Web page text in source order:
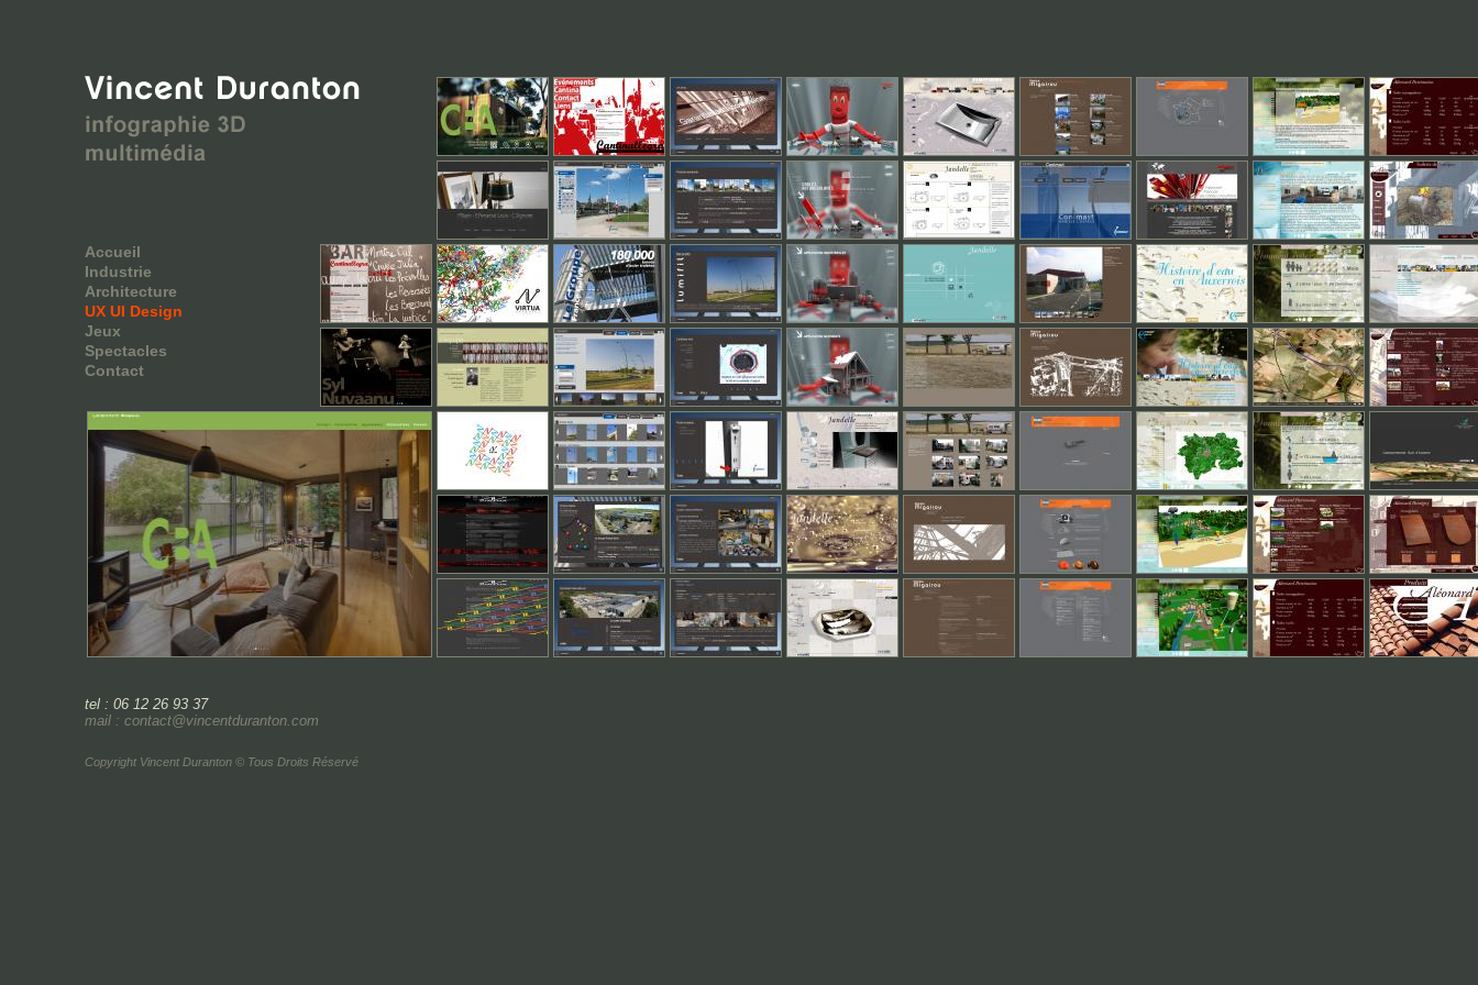
Accueil
Industrie
Architecture
UX UI Design
Jeux
Spectacles
Contact
tel : 06 12 26 93 37
mail : contact@vincentduranton.com
Copyright Vincent Duranton © Tous Droits Réservé